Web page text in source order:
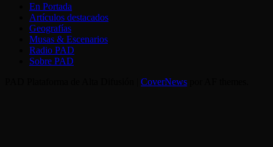
En Portada
Artículos destacados
Geografías
Musas & Escenarios
Radio PAD
Sobre PAD
CoverNews